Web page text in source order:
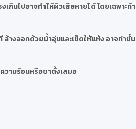
นไปอาจทำให้ผิวเสียหายได้ โดยเฉพาะถ้า
างออกด้วยน้ำอุ่นและเช็ดให้แห้ง อาจทำขั้น
วามร้อนหรือขาตั้งเสมอ